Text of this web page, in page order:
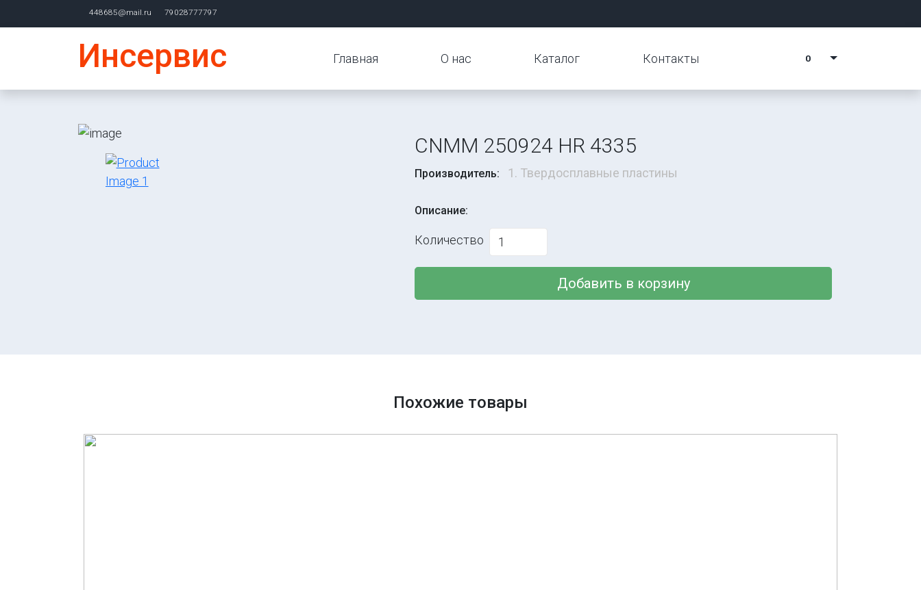
448685@mail.ru 79028777797
Инсервис Главная О нас Каталог Контакты 0
CNMM 250924 HR 4335
Производитель: 1. Твердосплавные пластины
Описание:
Количество
Добавить в корзину
Похожие товары